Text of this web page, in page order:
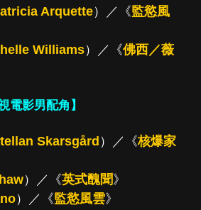
Arquette）／《監慾風
Williams）／《佛西／薇
電影男配角】
Skarsgård ）／《核爆家
）／《英式醜聞 》
）／《監慾風雲》